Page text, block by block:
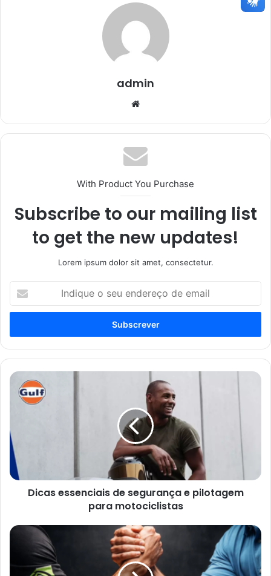
admin
With Product You Purchase
Subscribe to our mailing list
to get the new updates!
Lorem ipsum dolor sit amet, consectetur.
seu
de
email
Dicas
essenciais
pilotagem
para
motociclistas
Dicas essenciais de segurança e pilotagem
para motociclistas
NVIDIA
desinstalar